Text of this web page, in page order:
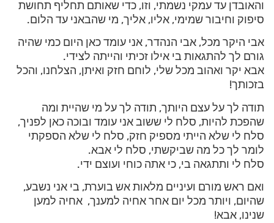
והאובדן עד עמקי נשמתי, וזו, כדי שאותם תחליף תחושת
סיפוק וחיבור שמימי, אליו, אליך, מי שהבאני עד הלום.
אבי היקר מכל, אבי הנהדר, אני עומד כאן היום כמי שהיה
גורם לך להתגאות בי אילו זכיתי והייתה לצידי.
אבא יקר ואהוב מכל שלי, לוחם חזק ואיתן, הצלחנו, והכל
בזכותך!
תודה לך על עצם היותך, תודה לך על מי שהיית ומה
שהפכת להיות, סלח לי ששוב אני עומד ובוכה כאן לפניך,
סלח לי שלא הייתי מספיק חזק, סלח לי שלא הספקתי
לומר לך כל מה שביקשתי, סלח לי אבא.
סלח לי ותתגאה בי, כי אתה כוחי ועוצם ידי.
ואם ראש מורם ועיניים מלאות אש בוערת, בי אני נשבע,
שהיום, ויותר מכל יום אחר אחיה למענך, אחיה למען
שנינו, אבא!